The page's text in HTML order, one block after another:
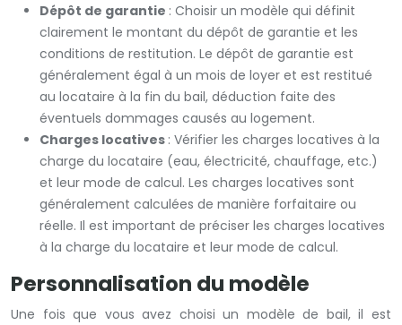
Dépôt de garantie : Choisir un modèle qui définit
clairement le montant du dépôt de garantie et les
conditions de restitution. Le dépôt de garantie est
généralement égal à un mois de loyer et est restitué
au locataire à la fin du bail, déduction faite des
éventuels dommages causés au logement.
Charges locatives : Vérifier les charges locatives à la
charge du locataire (eau, électricité, chauffage, etc.)
et leur mode de calcul. Les charges locatives sont
généralement calculées de manière forfaitaire ou
réelle. Il est important de préciser les charges locatives
à la charge du locataire et leur mode de calcul.
Personnalisation du modèle
Une fois que vous avez choisi un modèle de bail, il est